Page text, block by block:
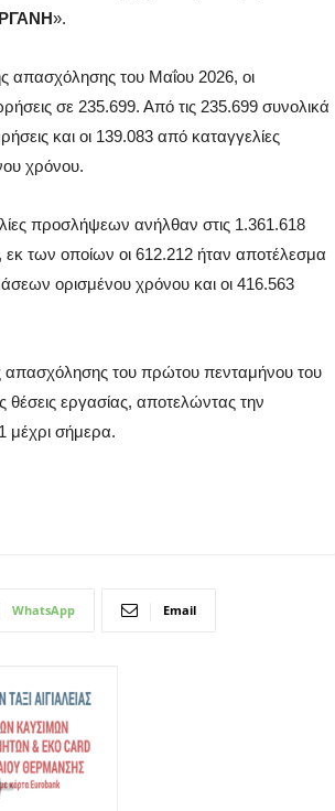
».
απασχόλησης του Μαΐου 2026, οι
σε 235.699. Από τις 235.699 συνολικά
και οι 139.083 από καταγγελίες
χρόνου.
προσλήψεων ανήλθαν στις 1.361.618
εκ των οποίων οι 612.212 ήταν αποτέλεσμα
ορισμένου χρόνου και οι 416.563
απασχόλησης του πρώτου πενταμήνου του
θέσεις εργασίας, αποτελώντας την
μέχρι σήμερα.
WhatsApp Email